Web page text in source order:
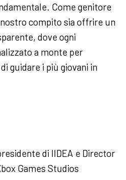
Come genitore
compito sia offrire un
dove ogni
a monte per
guidare i più giovani in
di IIDEA e Director
Games Studios